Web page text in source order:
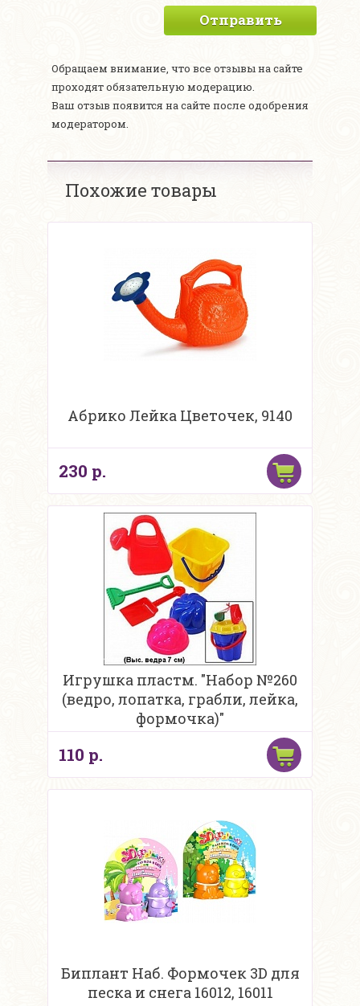
Отправить
Обращаем внимание, что все отзывы на сайте
проходят обязательную модерацию.
Ваш отзыв появится на сайте после одобрения
модератором.
Похожие товары
Абрико Лейка Цветочек, 9140
230 р.
Игрушка пластм. "Набор №260
(ведро, лопатка, грабли, лейка,
формочка)"
110 р.
Биплант Наб. Формочек 3D для
песка и снега 16012, 16011